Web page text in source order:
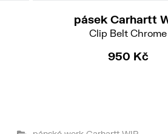
pásek Carhartt
Clip Belt Chrome
950 Kč